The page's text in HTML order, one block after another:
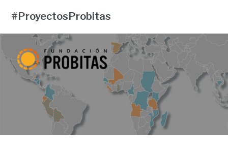
#ProyectosProbitas